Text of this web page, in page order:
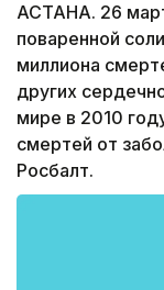
АСТАНА. 26
поваренной
миллиона
других
мире в 2010
смертей от
Росбалт.